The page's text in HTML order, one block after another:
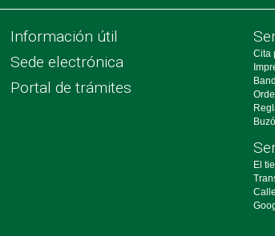
Información útil
Sede electrónica
Portal de trámites
Cita
El